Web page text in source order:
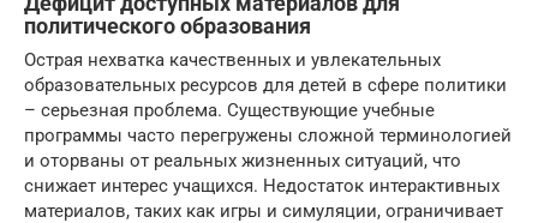
политического образования
Острая нехватка качественных и увлекательных
образовательных ресурсов для детей в сфере политики
– серьезная проблема. Существующие учебные
программы часто перегружены сложной терминологией
и оторваны от реальных жизненных ситуаций, что
снижает интерес учащихся. Недостаток интерактивных
материалов, таких как игры и симуляции, ограничивает